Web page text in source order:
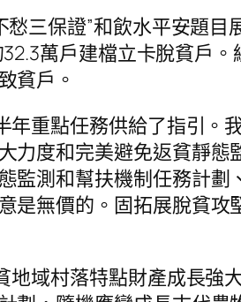
愁三保證”和飲水平安題目
萬戶建檔立卡脫貧戶
貧戶。
年重點任務供給了指引。
力度和完美避免返貧靜態
測和幫扶機制任務計劃
是無價的。固拓展脫貧
域村落特點財產成長強